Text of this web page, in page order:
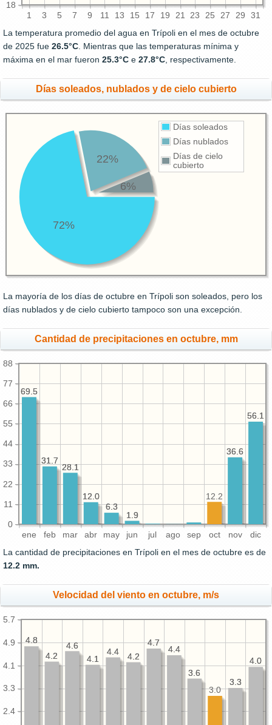
1 3 5 7 9 11 13 15 17 19 21 23 25 27 29 31
18
La temperatura promedio del agua en Trípoli en el mes de octubre
de 2025 fue 26.5°C. Mientras que las temperaturas mínima y
máxima en el mar fueron 25.3°C e 27.8°C, respectivamente.
Días soleados, nublados y de cielo cubierto
Días soleados
Días nublados
Días de cielo
cubierto
72%
22%
6%
La mayoría de los días de octubre en Trípoli son soleados, pero los
días nublados y de cielo cubierto tampoco son una excepción.
Cantidad de precipitaciones en octubre, mm
ene feb mar abr may jun jul ago sep oct nov dic
0
11
22
33
44
55
66
77
88
56.1
36.6
1.9
6.3
12.0
28.1
31.7
69.5
56.1
36.6
12.2
1.9
6.3
12.0
28.1
31.7
69.5
La cantidad de precipitaciones en Trípoli en el mes de octubre es de
12.2 mm.
Velocidad del viento en octubre, m/s
2.4
3.3
4.1
4.9
5.7
4.0
3.3
3.6
4.4
4.7
4.2
4.4
4.1
4.6
4.2
4.8
4.0
3.3
3.0
3.6
4.4
4.7
4.2
4.4
4.1
4.6
4.2
4.8